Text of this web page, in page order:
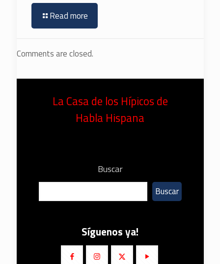
Read more
Comments are closed.
La Casa de los Hípicos de
Habla Hispana
Buscar
Buscar
Síguenos ya!